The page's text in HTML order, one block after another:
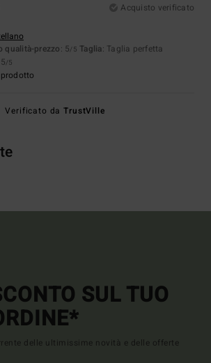
Acquisto verificato
qualità-prezzo: 5/5 Taglia: Taglia perfetta
/5
Verificato daTrustVille
SUL TUO
delle ultimissime novità e delle offerte